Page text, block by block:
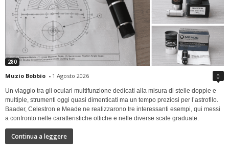
280
Muzio Bobbio - 1 Agosto 2026 0
Un viaggio tra gli oculari multifunzione dedicati alla misura di stelle doppie e
multiple, strumenti oggi quasi dimenticati ma un tempo preziosi per l’astrofilo.
Baader, Celestron e Meade ne realizzarono tre interessanti esempi, qui messi
a confronto nelle caratteristiche ottiche e nelle diverse scale graduate.
Continua a leggere